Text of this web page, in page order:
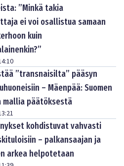
”Minkä takia
ei voi osallistua samaan
kuin
”transnaisilta” pääsyn
– Mäenpää: Suomen
päätöksestä
kohdistuvat vahvasti
– palkansaajan ja
arkea helpotetaan